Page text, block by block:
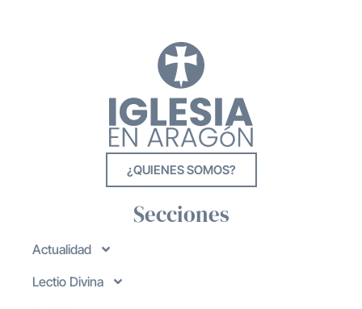
¿QUIENES SOMOS?
Secciones
Actualidad
Lectio Divina